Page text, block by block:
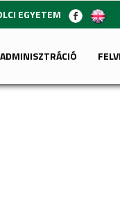
EGYETEM
ADMINISZTRÁCIÓ